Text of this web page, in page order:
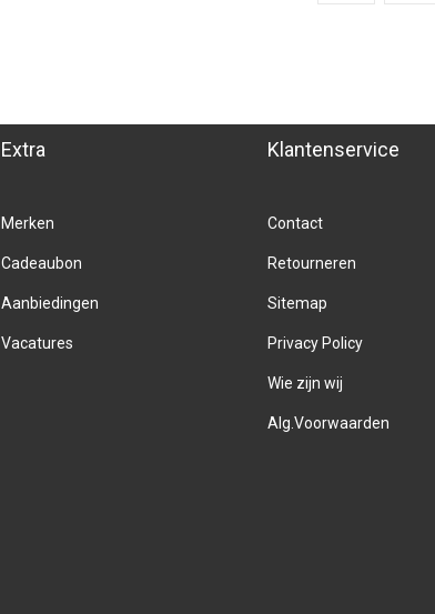
Extra
Merken
Cadeaubon
Aanbiedingen
Vacatures
Klantenservice
Contact
Retourneren
Sitemap
Privacy Policy
Wie zijn wij
Alg.Voorwaarden